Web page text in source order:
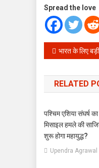
Spread the love
Post
भारत के लिए बड़ी राहत: ईरान ने खोला होर्मुज
RELATED
पश्चिम एशिया संघर्ष
मिसाइल हमले की
शुरू होगा महायुद्ध?
Upendra Agrawal